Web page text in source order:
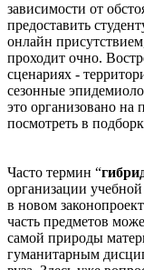
зависимости от
предоставить
онлайн
проходит очно.
сценариях -
сезонные
это организовано на
посмотреть в
Часто термин “
организации
в новом
часть предметов
самой природы
гуманитарным